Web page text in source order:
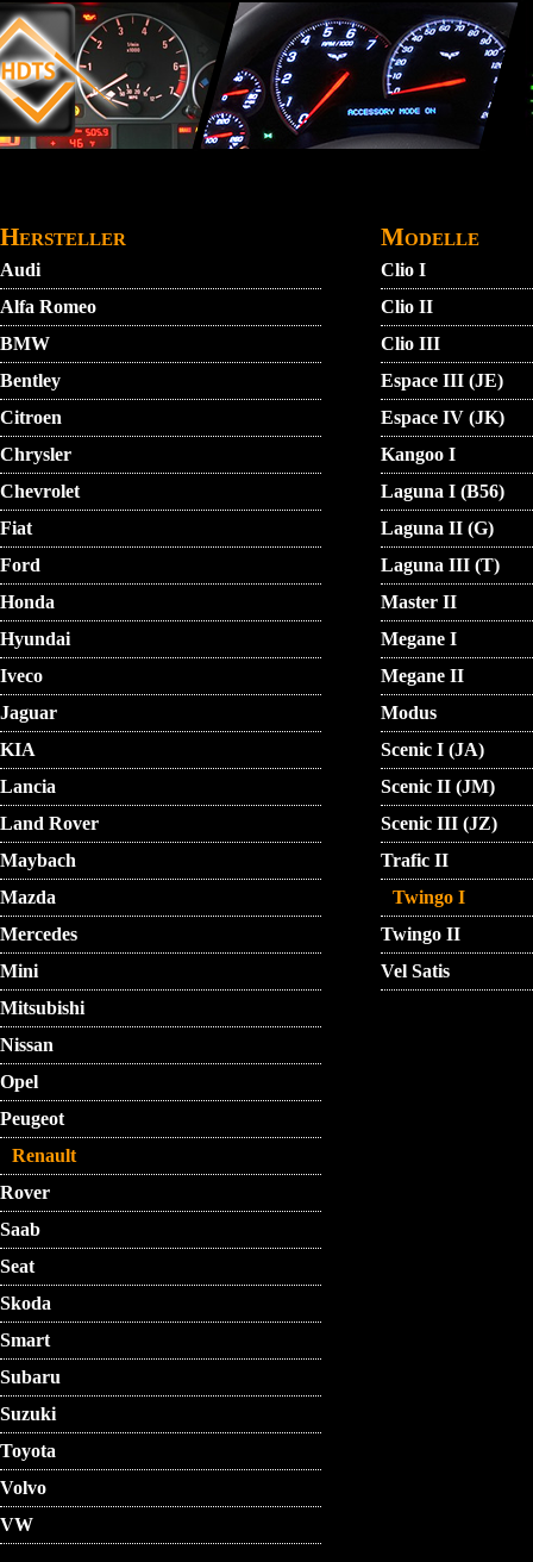
Direkt zum Inhalt
Hersteller
Audi
Alfa Romeo
BMW
Bentley
Citroen
Chrysler
Chevrolet
Fiat
Ford
Honda
Hyundai
Iveco
Jaguar
KIA
Lancia
Land Rover
Maybach
Mazda
Mercedes
Mini
Mitsubishi
Nissan
Opel
Peugeot
Renault
Rover
Saab
Seat
Skoda
Smart
Subaru
Suzuki
Toyota
Volvo
VW
Modelle
Clio I
Clio II
Clio III
Espace III (JE)
Espace IV (JK)
Kangoo I
Laguna I (B56)
Laguna II (G)
Laguna III (T)
Master II
Megane I
Megane II
Modus
Scenic I (JA)
Scenic II (JM)
Scenic III (JZ)
Trafic II
Twingo I
Twingo II
Vel Satis